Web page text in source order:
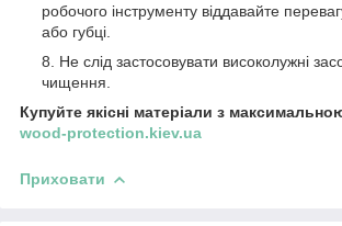
робочого інструменту віддавайте
або губці.
Не слід застосовувати високолужні
чищення.
Купуйте якісні матеріали з
wood-protection.kiev.ua
Приховати